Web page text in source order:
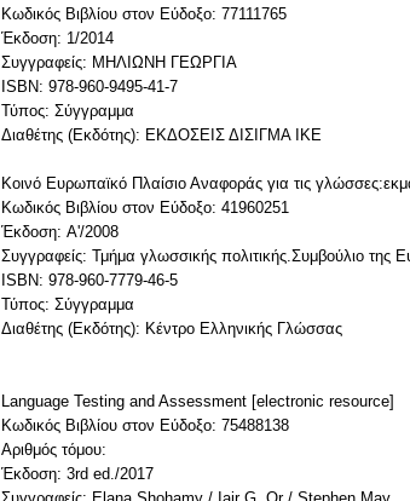
Κωδικός Βιβλίου στον Εύδοξο: 77111765
Έκδοση: 1/2014
Συγγραφείς: ΜΗΛΙΩΝΗ ΓΕΩΡΓΙΑ
ISBN: 978-960-9495-41-7
Τύπος: Σύγγραμμα
Διαθέτης (Εκδότης): ΕΚΔΟΣΕΙΣ ΔΙΣΙΓΜΑ ΙΚΕ
Κοινό Ευρωπαϊκό Πλαίσιο Αναφοράς για τις
Κωδικός Βιβλίου στον Εύδοξο: 41960251
Έκδοση: A'/2008
Συγγραφείς: Τμήμα γλωσσικής πολιτικής.Συμβούλιο της
ISBN: 978-960-7779-46-5
Τύπος: Σύγγραμμα
Διαθέτης (Εκδότης): Κέντρο Ελληνικής Γλώσσας
Language Testing and Assessment [electronic resource]
Κωδικός Βιβλίου στον Εύδοξο: 75488138
Αριθμός τόμου:
Έκδοση: 3rd ed./2017